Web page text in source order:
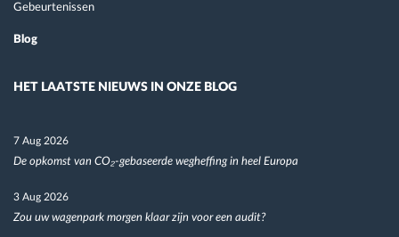
Gebeurtenissen
Blog
HET LAATSTE NIEUWS IN ONZE BLOG
7 Aug 2026
De opkomst van CO₂-gebaseerde wegheffing in heel Europa
3 Aug 2026
Zou uw wagenpark morgen klaar zijn voor een audit?